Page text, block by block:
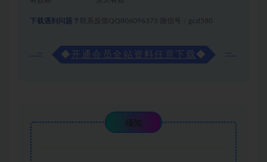
下载遇到问题？ 联系反馈QQ806096373 微信号：gczl580
◆ 开通会员全站资料任意下载◆
须知